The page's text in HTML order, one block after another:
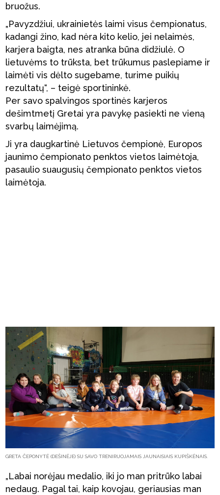
bruožus.
„Pavyzdžiui, ukrainietės laimi visus čempionatus,
kadangi žino, kad nėra kito kelio, jei nelaimės,
karjera baigta, nes atranka būna didžiulė. O
lietuvėms to trūksta, bet trūkumus paslepiame ir
laimėti vis dėlto sugebame, turime puikių
rezultatų“, – teigė sportininkė.
Per savo spalvingos sportinės karjeros
dešimtmetį Gretai yra pavykę pasiekti ne vieną
svarbų laimėjimą.
Ji yra daugkartinė Lietuvos čempionė, Europos
jaunimo čempionato penktos vietos laimėtoja,
pasaulio suaugusių čempionato penktos vietos
laimėtoja.
GRETA ČEPONYTĖ (DEŠINĖJE) SU SAVO TRENIRUOJAMAIS JAUNAISIAIS KUPIŠKĖNAIS.
„Labai norėjau medalio, iki jo man pritrūko labai
nedaug. Pagal tai, kaip kovojau, geriausias man